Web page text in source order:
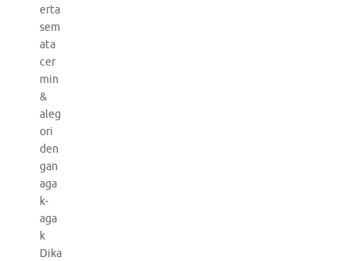
erta
sem
ata
cer
min
&
aleg
ori
den
gan
aga
k-
aga
k
Dika